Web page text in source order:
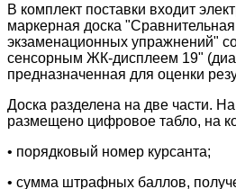
В комплект поставки входит
маркерная доска
экзаменационных упражнений"
сенсорным ЖК-дисплеем 19"
предназначенная для оценки
Доска разделена на две части.
размещено цифровое табло, на
• порядковый номер курсанта;
• сумма штрафных баллов,